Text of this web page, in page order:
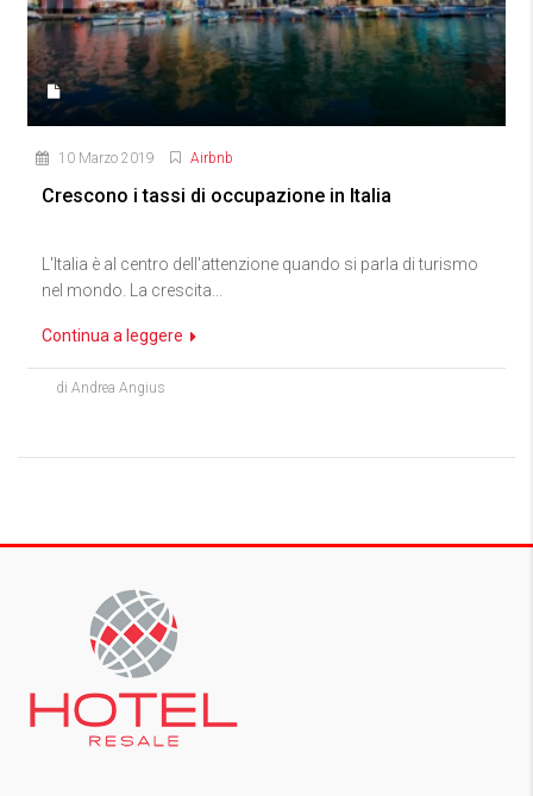
10 Marzo 2019 Airbnb
Crescono i tassi di occupazione in Italia
L'Italia è al centro dell'attenzione quando si parla di turismo
nel mondo. La crescita...
Continua a leggere
di Andrea Angius